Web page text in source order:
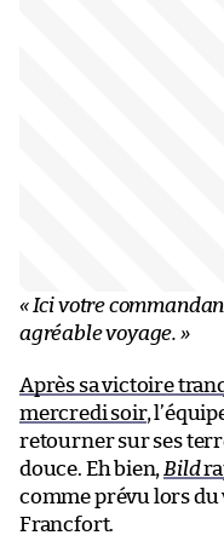
« Ici votre
agréable voyage. »
Après sa victoire
mercredi soir,
retourner sur ses
douce. Eh bien, Bild
comme prévu lors
Francfort.